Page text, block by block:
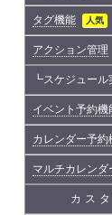
タグ機能 人気
アクション管理
┗スケジュール
イベント予約機
カレンダー予約
マルチカレンダ
カス